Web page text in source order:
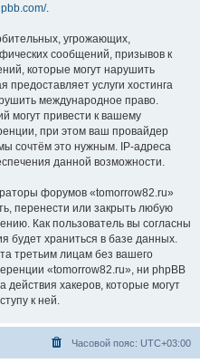
.
угрожающих,
сообщений, призывов к
которые могут нарушить
услуги хостинга
международное право.
могут привести к вашему
при этом ваш провайдер
сочтём это нужным. IP-адреса
данной возможности.
форумов «tomorrow82.ru»
перенести или закрыть любую
Как пользователь вы согласны
будет храниться в базе данных.
третьим лицам без вашего
«tomorrow82.ru», ни phpBB
действия хакеров, которые могут
к ней.
Часовой пояс: UTC+03:00